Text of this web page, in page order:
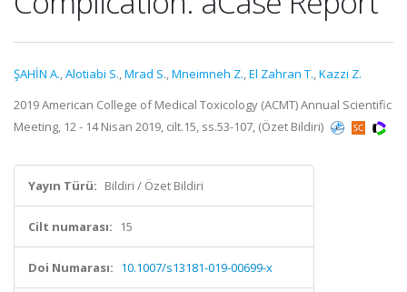
ŞAHİN A.,Alotiabi S.,Mrad S.,Mneimneh Z.,El Zahran T.,Kazzi Z.
2019 American College of Medical Toxicology (ACMT) Annual Scientific
Meeting, 12 - 14 Nisan 2019, cilt.15, ss.53-107, (Özet Bildiri)
Yayın Türü: Bildiri / Özet Bildiri
Cilt numarası: 15
Doi Numarası: 10.1007/s13181-019-00699-x